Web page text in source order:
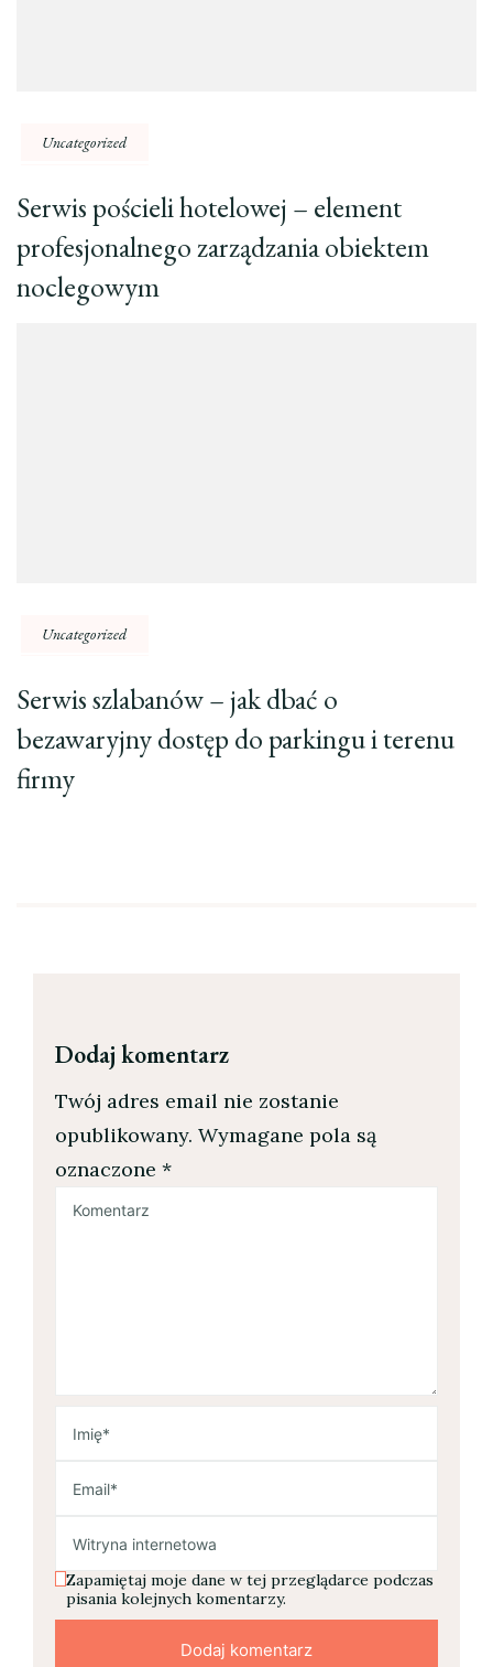
Uncategorized
Serwis pościeli hotelowej – element
profesjonalnego zarządzania obiektem
noclegowym
Uncategorized
Serwis szlabanów – jak dbać o
bezawaryjny dostęp do parkingu i terenu
firmy
Dodaj komentarz
Twój adres email nie zostanie
opublikowany. Wymagane pola są
oznaczone *
Zapamiętaj moje dane w tej przeglądarce podczas
pisania kolejnych komentarzy.